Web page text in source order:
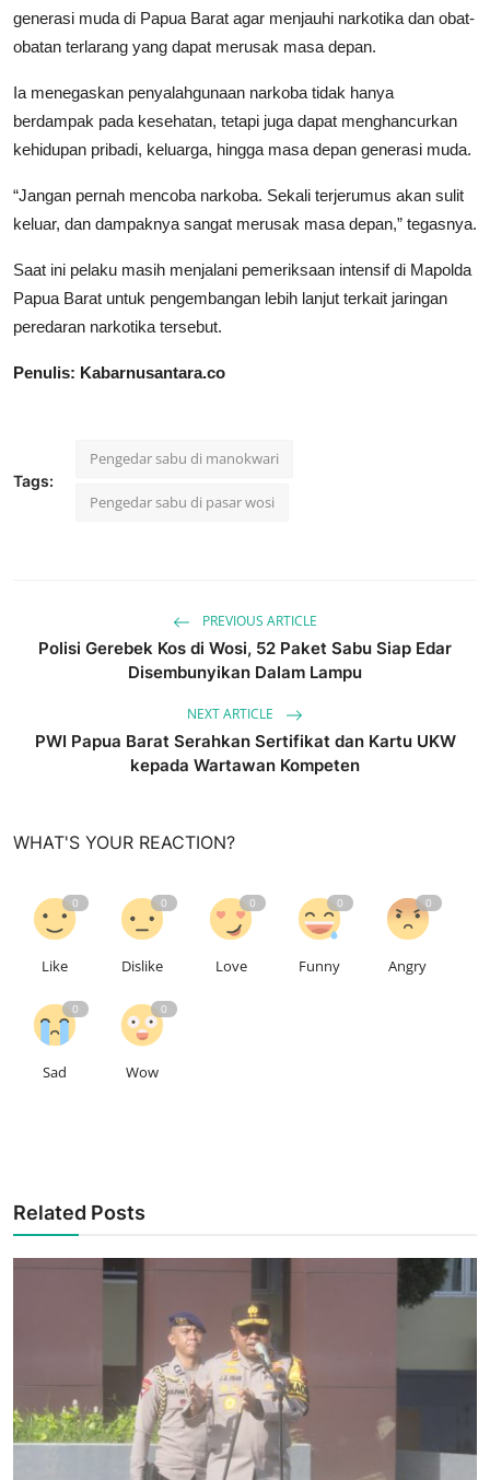
generasi muda di Papua Barat agar menjauhi narkotika dan obat-
obatan terlarang yang dapat merusak masa depan.
Ia menegaskan penyalahgunaan narkoba tidak hanya
berdampak pada kesehatan, tetapi juga dapat menghancurkan
kehidupan pribadi, keluarga, hingga masa depan generasi muda.
“Jangan pernah mencoba narkoba. Sekali terjerumus akan sulit
keluar, dan dampaknya sangat merusak masa depan,” tegasnya.
Saat ini pelaku masih menjalani pemeriksaan intensif di Mapolda
Papua Barat untuk pengembangan lebih lanjut terkait jaringan
peredaran narkotika tersebut.
Penulis: Kabarnusantara.co
Tags:
Pengedar sabu di manokwari
Pengedar sabu di pasar wosi
PREVIOUS ARTICLE
Polisi Gerebek Kos di Wosi, 52 Paket Sabu Siap Edar
Disembunyikan Dalam Lampu
NEXT ARTICLE
PWI Papua Barat Serahkan Sertifikat dan Kartu UKW
kepada Wartawan Kompeten
WHAT'S YOUR REACTION?
0
Like
0
Dislike
0
Love
0
Funny
0
Angry
0
Sad
0
Wow
Related Posts